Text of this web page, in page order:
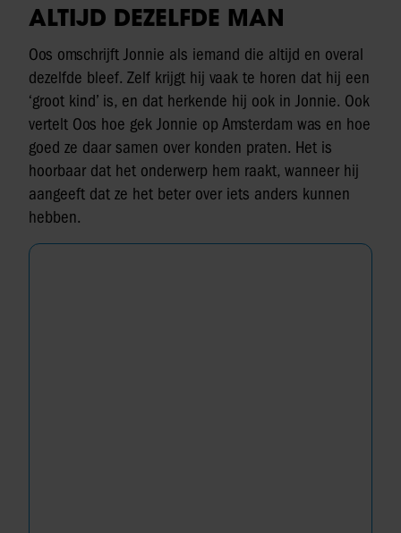
ALTIJD DEZELFDE MAN
Oos omschrijft Jonnie als iemand die altijd en overal
dezelfde bleef. Zelf krijgt hij vaak te horen dat hij een
‘groot kind’ is, en dat herkende hij ook in Jonnie. Ook
vertelt Oos hoe gek Jonnie op Amsterdam was en hoe
goed ze daar samen over konden praten. Het is
hoorbaar dat het onderwerp hem raakt, wanneer hij
aangeeft dat ze het beter over iets anders kunnen
hebben.